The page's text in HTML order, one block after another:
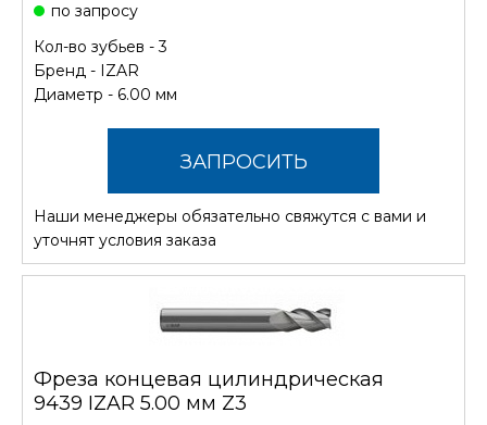
по запросу
Кол-во зубьев - 3
Бренд - IZAR
Диаметр - 6.00 мм
ЗАПРОСИТЬ
СТОИМОСТЬ
Наши менеджеры обязательно свяжутся с вами и
уточнят условия заказа
Фреза концевая цилиндрическая
9439 IZAR 5.00 мм Z3